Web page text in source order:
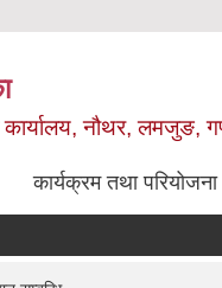
कार्यालय, नौथर, लमजुङ,
कार्यक्रम तथा परियोजना